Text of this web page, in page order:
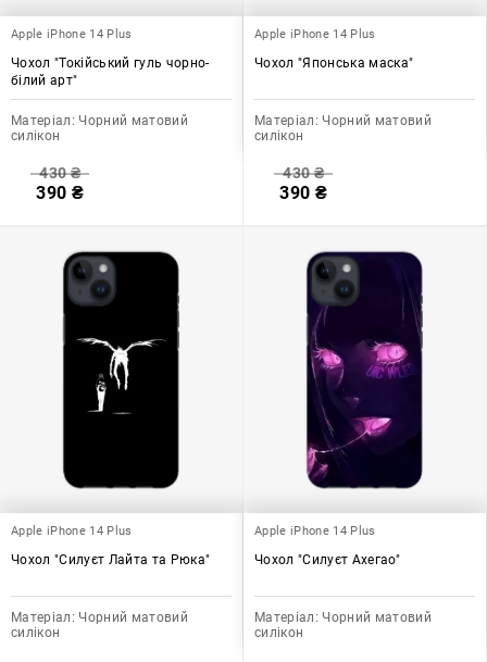
Apple iPhone 14 Plus
Чохол "Токійський гуль чорно-
білий арт"
Матеріал: Чорний матовий
силікон
430₴
390 ₴
Apple iPhone 14 Plus
Чохол "Японська маска"
Матеріал: Чорний матовий
силікон
430₴
390 ₴
Apple iPhone 14 Plus
Чохол "Силуєт Лайта та Рюка"
Матеріал: Чорний матовий
силікон
Apple iPhone 14 Plus
Чохол "Силуєт Ахегао"
Матеріал: Чорний матовий
силікон